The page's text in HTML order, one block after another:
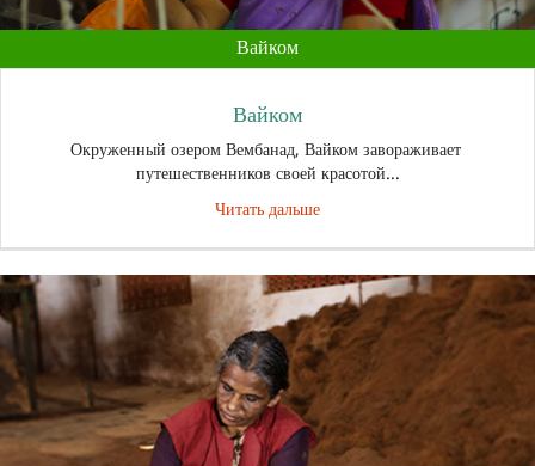
Вайком
Вайком
Окруженный озером Вембанад, Вайком завораживает
путешественников своей красотой...
Читать дальше